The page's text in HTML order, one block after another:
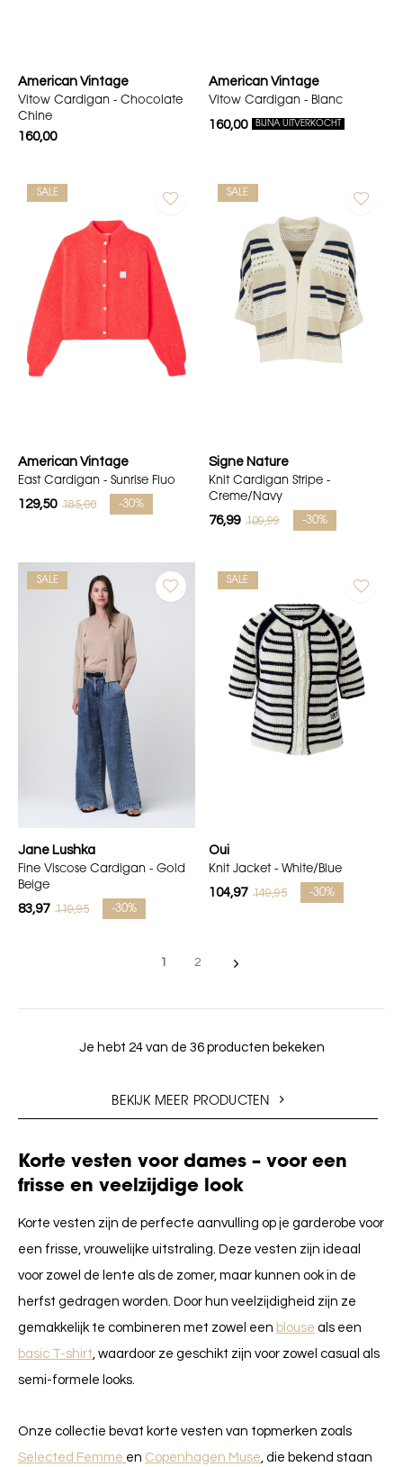
American Vintage
Vitow Cardigan - Chocolate
Chine
160,00
American Vintage
Vitow Cardigan - Blanc
160,00 BIJNA UITVERKOCHT
SALE
American Vintage
East Cardigan - Sunrise Fluo
129,50 185,00 -30%
SALE
Signe Nature
Knit Cardigan Stripe -
Creme/Navy
76,99 109,99 -30%
SALE
Jane Lushka
Fine Viscose Cardigan - Gold
Beige
83,97 119,95 -30%
SALE
Oui
Knit Jacket - White/Blue
104,97 149,95 -30%
1 2
Je hebt 24 van de 36 producten bekeken
BEKIJK MEER PRODUCTEN
Korte vesten voor dames – voor een
frisse en veelzijdige look
Korte vesten zijn de perfecte aanvulling op je garderobe voor
een frisse, vrouwelijke uitstraling. Deze vesten zijn ideaal
voor zowel de lente als de zomer, maar kunnen ook in de
herfst gedragen worden. Door hun veelzijdigheid zijn ze
gemakkelijk te combineren met zowel een blouse als een
basic T-shirt, waardoor ze geschikt zijn voor zowel casual als
semi-formele looks.
Onze collectie bevat korte vesten van topmerken zoals
Selected Femme en Copenhagen Muse, die bekend staan